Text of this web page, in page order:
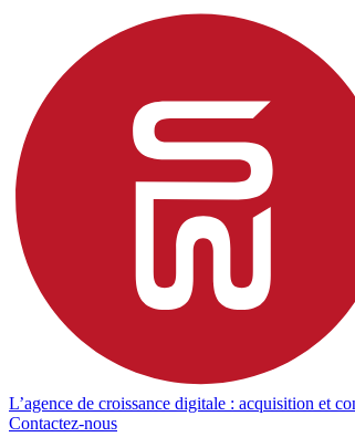
L’agence de croissance digitale : acquisition et
Contactez-nous